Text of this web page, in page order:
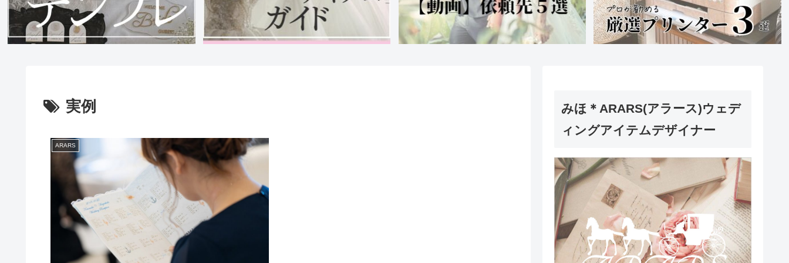
実例
ARARS
みほ＊ARARS(アラース)ウェデ
ィングアイテムデザイナー